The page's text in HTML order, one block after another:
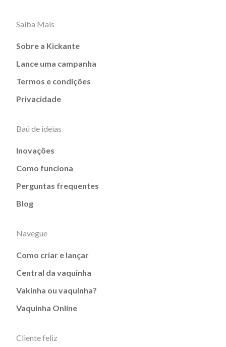
Saiba Mais
Sobre a Kickante
Lance uma campanha
Termos e condições
Privacidade
Baú de ideias
Inovações
Como funciona
Perguntas frequentes
Blog
Navegue
Como criar e lançar
Central da vaquinha
Vakinha ou vaquinha?
Vaquinha Online
Cliente feliz